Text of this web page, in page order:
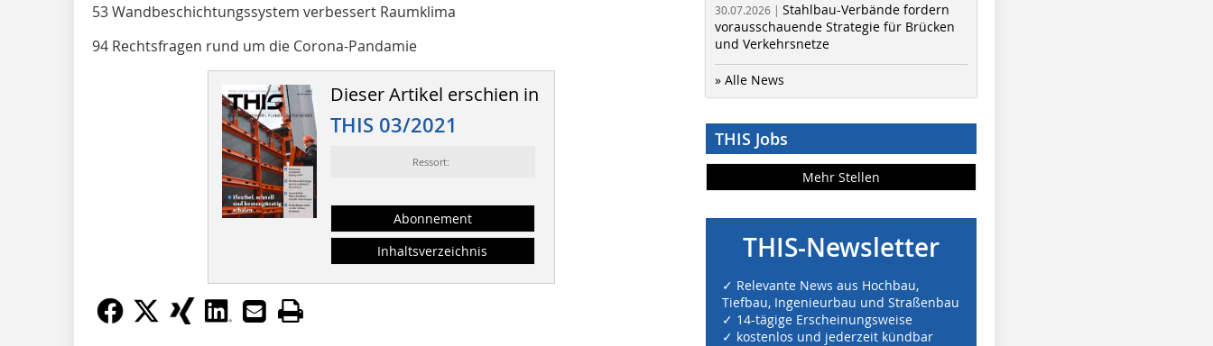
53 Wandbeschichtungssystem verbessert Raumklima
94 Rechtsfragen rund um die Corona-Pandamie
Dieser Artikel erschien in
THIS 03/2021
Ressort:
Abonnement
Inhaltsverzeichnis
30.07.2026 | Stahlbau-Verbände fordern
vorausschauende Strategie für Brücken
und Verkehrsnetze
» Alle News
THIS Jobs
Mehr Stellen
THIS-Newsletter
✓ Relevante News aus Hochbau,
Tiefbau, Ingenieurbau und Straßenbau
✓ 14-tägige Erscheinungsweise
✓ kostenlos und jederzeit kündbar